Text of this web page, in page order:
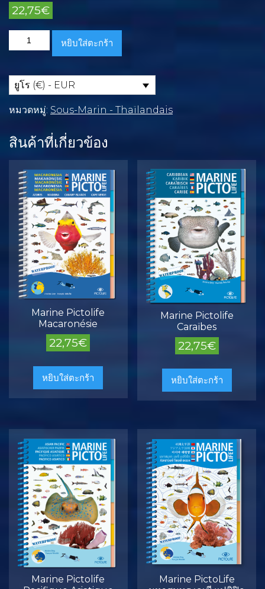
22,75€
จำนวน
Marine
Est
ชิ้น
หยิบใส่ตะกร้า
ยูโร (€) - EUR
หมวดหมู่: Sous-Marin - Thaïlandais
สินค้าที่เกี่ยวข้อง
Marine Pictolife
Macaronésie
22,75€
หยิบใส่ตะกร้า
Marine Pictolife
Caraïbes
22,75€
หยิบใส่ตะกร้า
Marine Pictolife
Marine PictoLife